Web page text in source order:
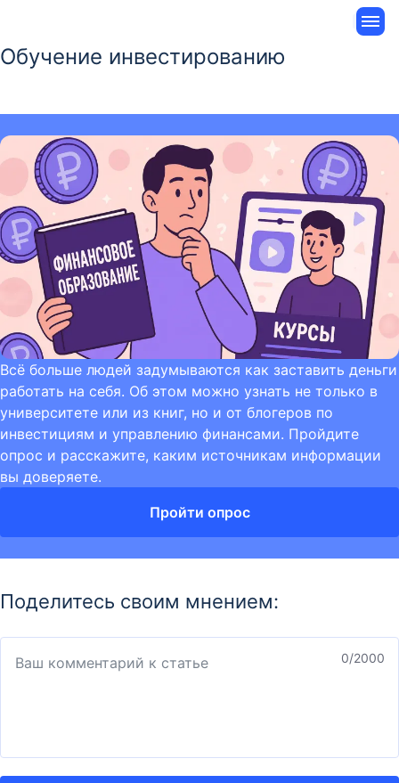
Обучение инвестированию
Всё больше людей задумываются как заставить деньги
работать на себя. Об этом можно узнать не только в
университете или из книг, но и от блогеров по
инвестициям и управлению финансами. Пройдите
опрос и расскажите, каким источникам информации
вы доверяете.
Пройти опрос
Поделитесь своим мнением:
0/2000